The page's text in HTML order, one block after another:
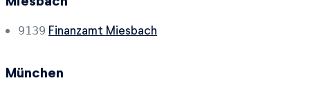
9139 Finanzamt Miesbach
München